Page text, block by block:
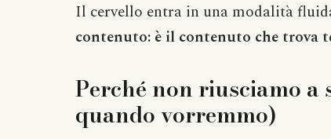
Il cervello entra in una modalità
contenuto: è il contenuto che trova
Perché non riusciamo a
quando vorremmo)